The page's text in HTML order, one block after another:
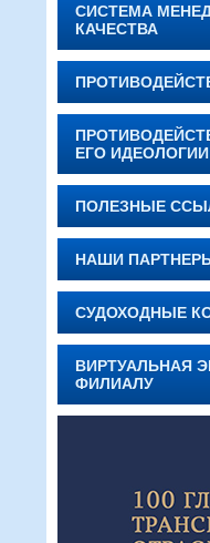
СИСТЕМА
КАЧЕСТВА
ЕГО ИДЕОЛОГИИ
ПОЛЕЗНЫЕ
НАШИ
СУДОХОДНЫЕ
ВИРТУАЛЬНАЯ
ФИЛИАЛУ